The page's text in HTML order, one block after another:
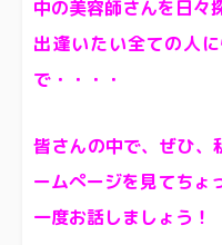
中の美容師さんを日々
出逢いたい全ての人
で・・・・
皆さんの中で、ぜひ、
ームぺージを見てちょ
一度お話しましょう！